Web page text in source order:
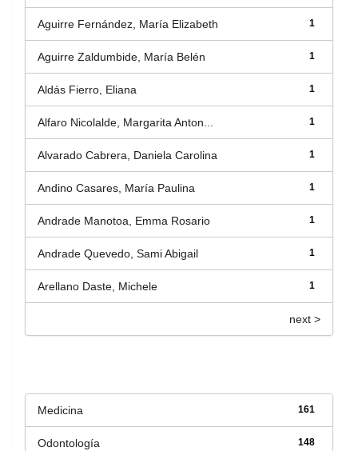
1
Aguirre Fernández, María Elizabeth
1
Aguirre Zaldumbide, María Belén
1
Aldás Fierro, Eliana
1
Alfaro Nicolalde, Margarita Anton...
1
Alvarado Cabrera, Daniela Carolina
1
Andino Casares, María Paulina
1
Andrade Manotoa, Emma Rosario
1
Andrade Quevedo, Sami Abigail
1
Arellano Daste, Michele
next >
161
Medicina
148
Odontología